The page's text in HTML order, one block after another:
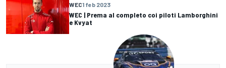
WEC1 feb 2023
WEC | Prema al completo coi piloti Lamborghini
e Kvyat